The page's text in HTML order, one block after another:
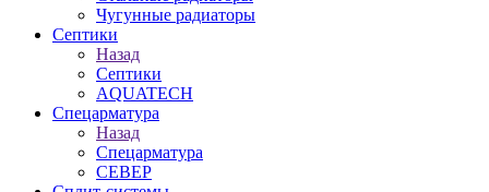
Чугунные радиаторы
Септики
Назад
Септики
AQUATECH
Спецарматура
Назад
Спецарматура
СЕВЕР